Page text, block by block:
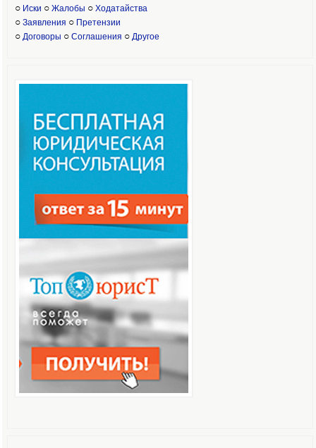
○ Иски ○ Жалобы ○ Ходатайства
○ Заявления ○ Претензии
○ Договоры ○ Соглашения ○ Другое